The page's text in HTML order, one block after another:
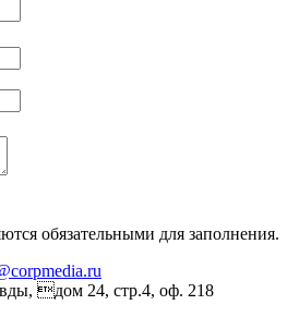
обязательными для заполнения.
дом 24, стр.4, оф. 218